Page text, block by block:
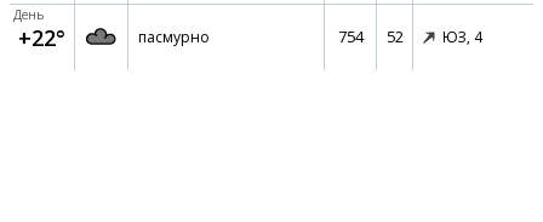
День
+22° пасмурно 754 52 ЮЗ, 4